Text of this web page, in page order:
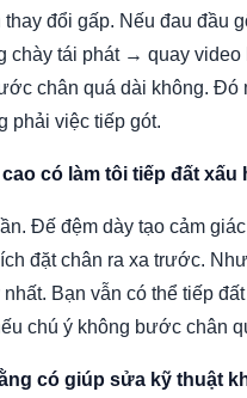
thay đổi gấp. Nếu đau đầu
chày tái phát → quay video
chân quá dài không. Đó
phải việc tiếp gót.
cao có làm tôi tiếp đất
Đế đệm dày tạo cảm
đặt chân ra xa trước.
nhất. Bạn vẫn có thể tiếp
chú ý không bước chân
có giúp sửa kỹ thuật